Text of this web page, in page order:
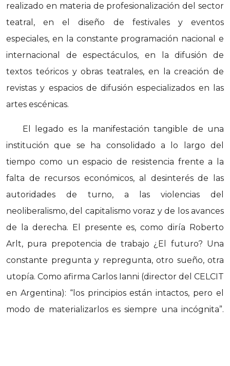
realizado en materia de profesionalización del sector
teatral, en el diseño de festivales y eventos
especiales, en la constante programación nacional e
internacional de espectáculos, en la difusión de
textos teóricos y obras teatrales, en la creación de
revistas y espacios de difusión especializados en las
artes escénicas.
El legado es la manifestación tangible de una
institución que se ha consolidado a lo largo del
tiempo como un espacio de resistencia frente a la
falta de recursos económicos, al desinterés de las
autoridades de turno, a las violencias del
neoliberalismo, del capitalismo voraz y de los avances
de la derecha. El presente es, como diría Roberto
Arlt, pura prepotencia de trabajo ¿El futuro? Una
constante pregunta y repregunta, otro sueño, otra
utopía. Como afirma Carlos Ianni (director del CELCIT
en Argentina): “los principios están intactos, pero el
modo de materializarlos es siempre una incógnita”.